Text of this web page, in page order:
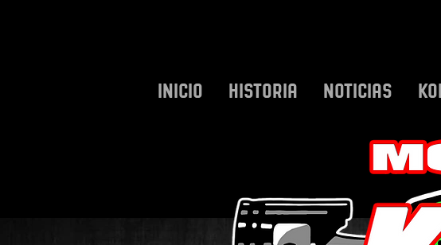
INICIO HISTORIA NOTICIAS